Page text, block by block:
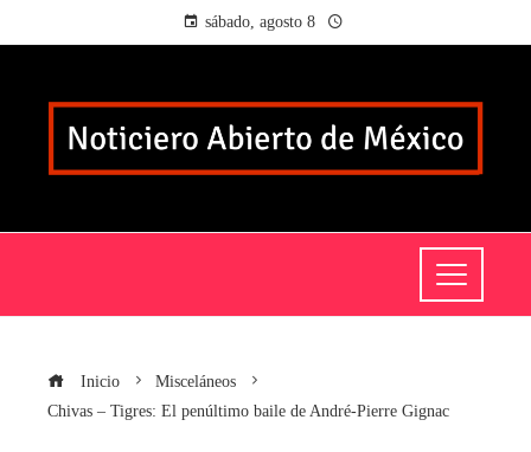
sábado, agosto 8
Inicio
Misceláneos
Chivas – Tigres: El penúltimo baile de André-Pierre Gignac